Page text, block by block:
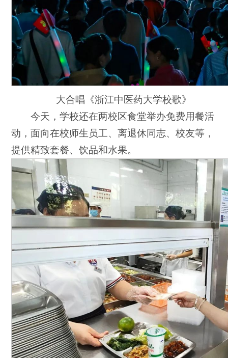
大合唱《浙江中医药大学校歌》
今天，学校还在两校区食堂举办免费用餐活
动，面向在校师生员工、离退休同志、校友等，
提供精致套餐、饮品和水果。